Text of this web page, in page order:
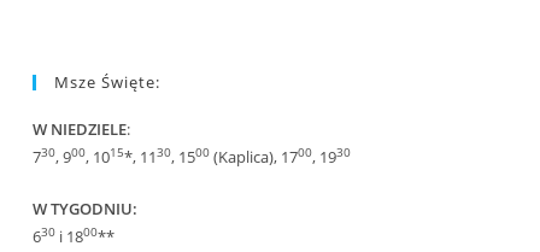
Msze Święte:
W NIEDZIELE:
730, 900, 1015*, 1130, 1500 (Kaplica), 1700, 1930
W TYGODNIU:
630 i 1800**